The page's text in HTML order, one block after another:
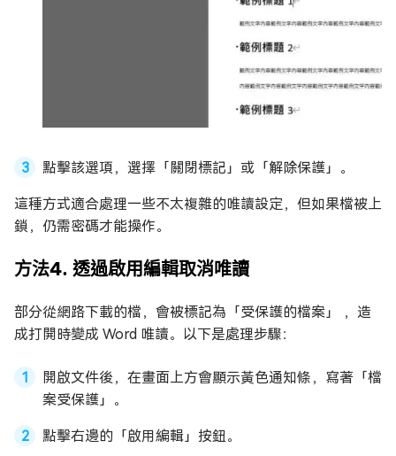
點擊該選項，選擇「關閉標記」或「解除保護」。
這種方式適合處理一些不太複雜的唯讀設定，但如果檔被上
鎖，仍需密碼才能操作。
方法4. 透過啟用編輯取消唯讀
部分從網路下載的檔，會被標記為「受保護的檔案」 ，造
成打開時變成 Word 唯讀。以下是處理步驟：
開啟文件後，在畫面上方會顯示黃色通知條，寫著「檔
案受保護」。
點擊右邊的「啟用編輯」按鈕。